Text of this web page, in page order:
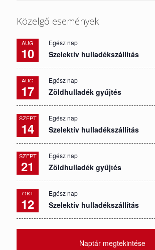
Közelgő események
AUG
10
Egész nap
Szelektív hulladékszállítás
AUG
17
Egész nap
Zöldhulladék gyűjtés
SZEPT
14
Egész nap
Szelektív hulladékszállítás
SZEPT
21
Egész nap
Zöldhulladék gyűjtés
OKT
12
Egész nap
Szelektív hulladékszállítás
Naptár megtekintése